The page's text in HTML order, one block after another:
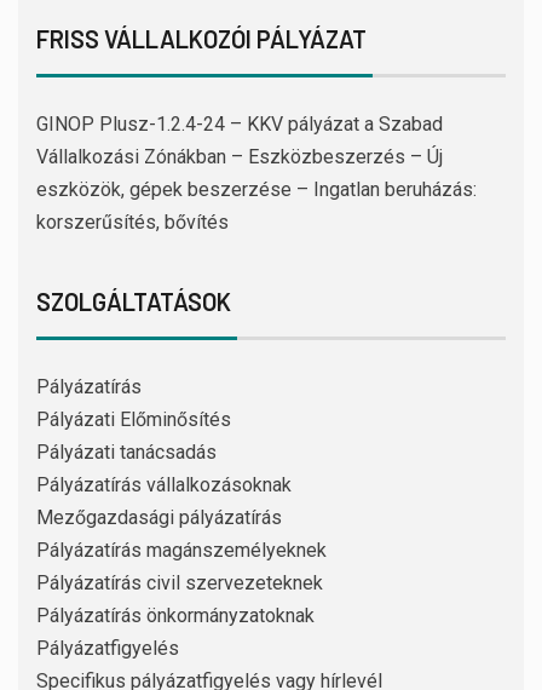
FRISS VÁLLALKOZÓI PÁLYÁZAT
GINOP Plusz-1.2.4-24 – KKV pályázat a Szabad
Vállalkozási Zónákban – Eszközbeszerzés – Új
eszközök, gépek beszerzése – Ingatlan beruházás:
korszerűsítés, bővítés
SZOLGÁLTATÁSOK
Pályázatírás
Pályázati Előminősítés
Pályázati tanácsadás
Pályázatírás vállalkozásoknak
Mezőgazdasági pályázatírás
Pályázatírás magánszemélyeknek
Pályázatírás civil szervezeteknek
Pályázatírás önkormányzatoknak
Pályázatfigyelés
Specifikus pályázatfigyelés vagy hírlevél